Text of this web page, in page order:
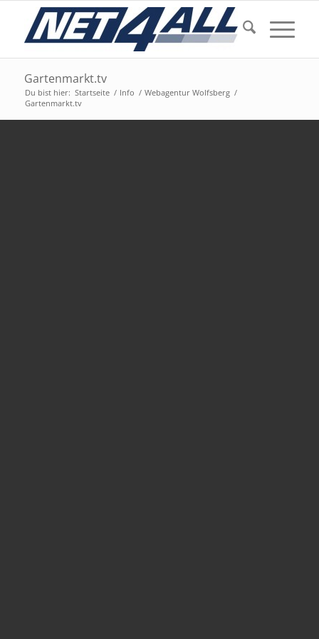
Gartenmarkt.tv
Du bist hier: Startseite / Info / Webagentur Wolfsberg /
Gartenmarkt.tv